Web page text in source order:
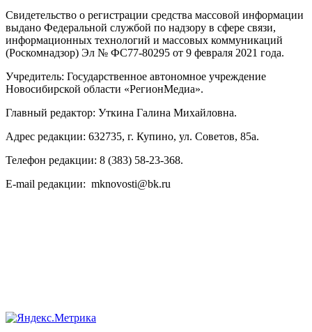
Свидетельство о регистрации средства массовой информации
выдано Федеральной службой по надзору в сфере связи,
информационных технологий и массовых коммуникаций
(Роскомнадзор) Эл № ФС77-80295 от 9 февраля 2021 года.
Учредитель: Государственное автономное учреждение
Новосибирской области «РегионМедиа».
Главный редактор: Уткина Галина Михайловна.
Адрес редакции: 632735, г. Купино, ул. Советов, 85а.
Телефон редакции: 8 (383) 58-23-368.
E-mail редакции: mknovosti@bk.ru